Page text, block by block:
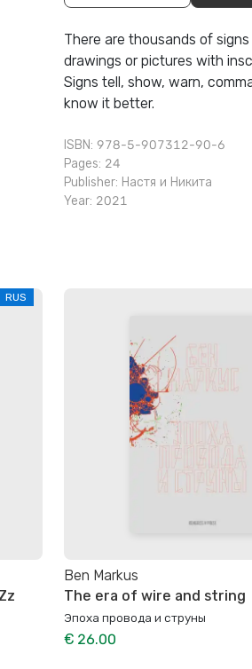
There are thousands of
drawings or pictures with
Signs tell, show, warn,
know it better.
ISBN: 978-5-907312-90-6
Pages: 24
Publisher: Настя и Никита
Year: 2021
RUS
Ben Markus
The era of wire and string
Эпоха провода и струны
€ 26.00